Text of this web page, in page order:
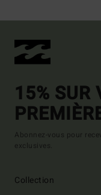
15% SUR
Abonnez-vous pour
exclusives.
Collection